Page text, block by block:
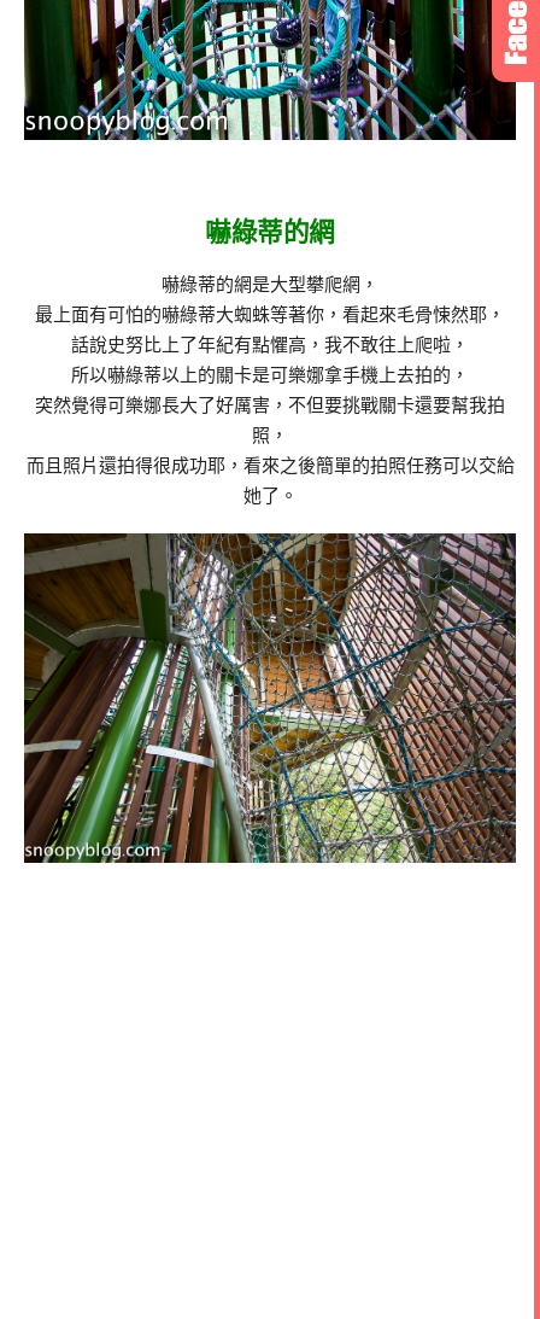
嚇綠蒂的網
嚇綠蒂的網是大型攀爬網，
最上面有可怕的嚇綠蒂大蜘蛛等著你，看起來毛骨悚然耶，
話說史努比上了年紀有點懼高，我不敢往上爬啦，
所以嚇綠蒂以上的關卡是可樂娜拿手機上去拍的，
突然覺得可樂娜長大了好厲害，不但要挑戰關卡還要幫我拍
照，
而且照片還拍得很成功耶，看來之後簡單的拍照任務可以交給
她了。